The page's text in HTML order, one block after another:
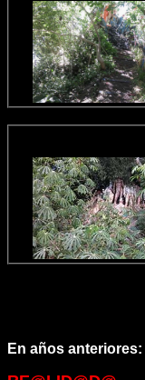
En años anteriores: